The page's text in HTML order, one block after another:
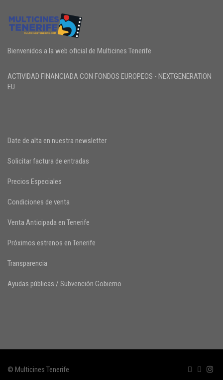
Bienvenidos a la web oficial de Multicines Tenerife
ACTIVIDAD FINANCIADA CON FONDOS EUROPEOS - NEXTGENERATION
EU
Date de alta en nuestra newsletter
Solicitar factura de entradas
Precios Especiales
Condiciones de venta
Venta Anticipada en Tenerife
Próximos estrenos en Tenerife
Transparencia
Ayudas públicas / Subvención Gobierno
© Multicines Tenerife